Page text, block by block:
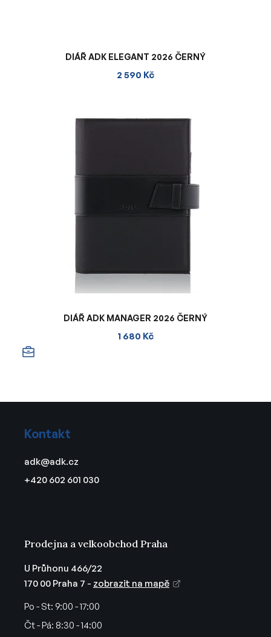
DIÁŘ ADK ELEGANT 2026 ČERNÝ
2 590 Kč
DIÁŘ ADK MANAGER 2026 ČERNÝ
1 680 Kč
Kontakt
adk@adk.cz
+420 602 601 030
Prodejna a velkoobchod Praha
U Průhonu 466/22
170 00 Praha 7 - zobrazit na mapě
Po - St: 9:00 - 17:00
Čt - Pá: 8:30 - 14:00